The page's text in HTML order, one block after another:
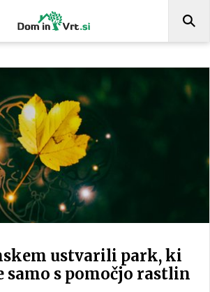
ustvarili park, ki
samo s pomočjo rastlin